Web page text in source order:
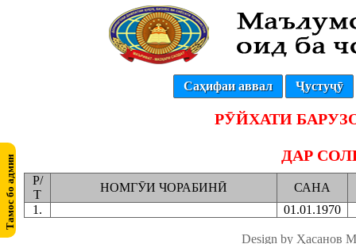
Саҳифаи аввал Ҷустуҷӯ
РӮЙХАТИ
ДАР
Р/
Т
НОМГӮИ ЧОРАБИНӢ
САНА
1.
01.01.1970
Design by Ҳасанов